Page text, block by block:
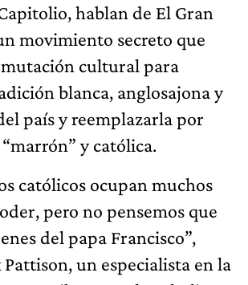
hablan de El Gran
movimiento secreto que
cultural para
blanca, anglosajona y
país y reemplazarla por
y católica.
católicos ocupan muchos
pero no pensemos que
del papa Francisco”,
un especialista en la